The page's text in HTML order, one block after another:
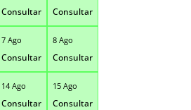
Consultar Consultar
7 Ago
Consultar
8 Ago
Consultar
14 Ago
Consultar
15 Ago
Consultar